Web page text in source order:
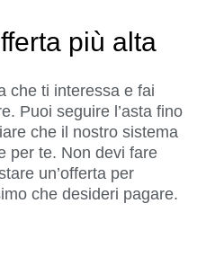
più alta
che ti interessa e fai
Puoi seguire l’asta fino
che il nostro sistema
per te. Non devi fare
un’offerta per
che desideri pagare.